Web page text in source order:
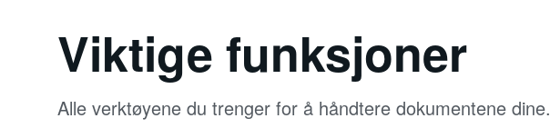
Viktige funksjoner
Alle verktøyene du trenger for å håndtere dokumentene dine.